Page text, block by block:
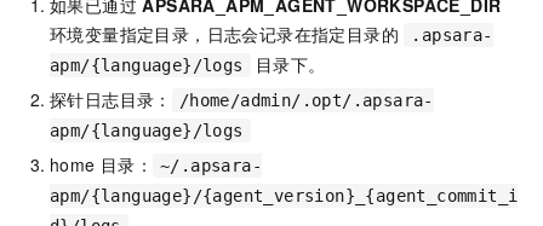
环境变量指定目录，日志会记录在指定目录的
.apsara-
apm/{language}/logs
目录下。
探针日志目录：
/home/admin/.opt/.apsara-
apm/{language}/logs
home 目录：
~/.apsara-
apm/{language}/{agent_version}_{agent_commit_i